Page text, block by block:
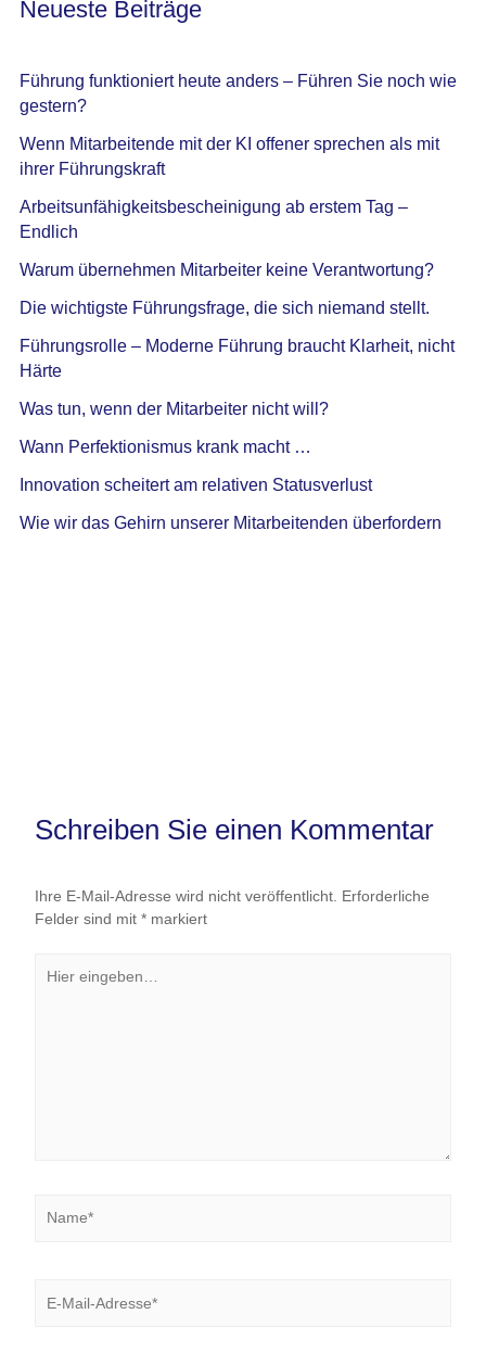
Neueste Beiträge
Führung funktioniert heute anders – Führen Sie noch wie
gestern?
Wenn Mitarbeitende mit der KI offener sprechen als mit
ihrer Führungskraft
Arbeitsunfähigkeitsbescheinigung ab erstem Tag –
Endlich
Warum übernehmen Mitarbeiter keine Verantwortung?
Die wichtigste Führungsfrage, die sich niemand stellt.
Führungsrolle – Moderne Führung braucht Klarheit, nicht
Härte
Was tun, wenn der Mitarbeiter nicht will?
Wann Perfektionismus krank macht …
Innovation scheitert am relativen Statusverlust
Wie wir das Gehirn unserer Mitarbeitenden überfordern
Schreiben Sie einen Kommentar
Ihre E-Mail-Adresse wird nicht veröffentlicht. Erforderliche
Felder sind mit *markiert
eingeben…
Mail-